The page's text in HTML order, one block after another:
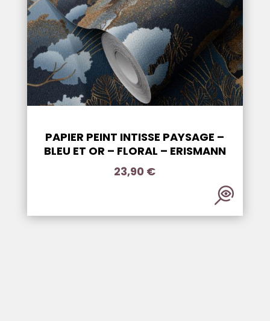
PAPIER PEINT INTISSE PAYSAGE –
BLEU ET OR – FLORAL – ERISMANN
23,90 €